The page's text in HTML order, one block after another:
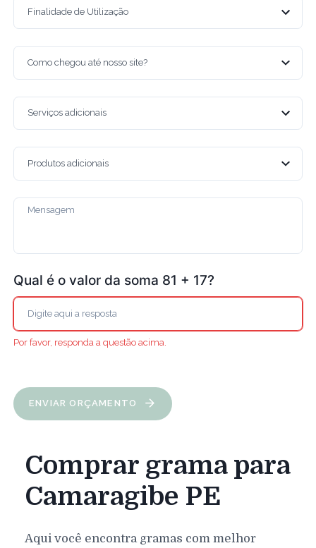
Qual é o valor da soma 81 + 17?
Por favor, responda a questão acima.
ENVIAR ORÇAMENTO
Comprar grama para
Camaragibe PE
Aqui você encontra gramas com melhor